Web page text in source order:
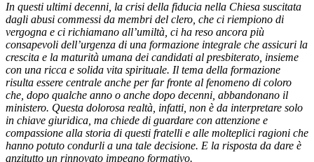
In questi ultimi decenni, la crisi della fiducia nella Chiesa suscitata
dagli abusi commessi da membri del clero, che ci riempiono di
vergogna e ci richiamano all’umiltà, ci ha reso ancora più
consapevoli dell’urgenza di una formazione integrale che assicuri la
crescita e la maturità umana dei candidati al presbiterato, insieme
con una ricca e solida vita spirituale. Il tema della formazione
risulta essere centrale anche per far fronte al fenomeno di coloro
che, dopo qualche anno o anche dopo decenni, abbandonano il
ministero. Questa dolorosa realtà, infatti, non è da interpretare solo
in chiave giuridica, ma chiede di guardare con attenzione e
compassione alla storia di questi fratelli e alle molteplici ragioni che
hanno potuto condurli a una tale decisione. E la risposta da dare è
anzitutto un rinnovato impegno formativo.